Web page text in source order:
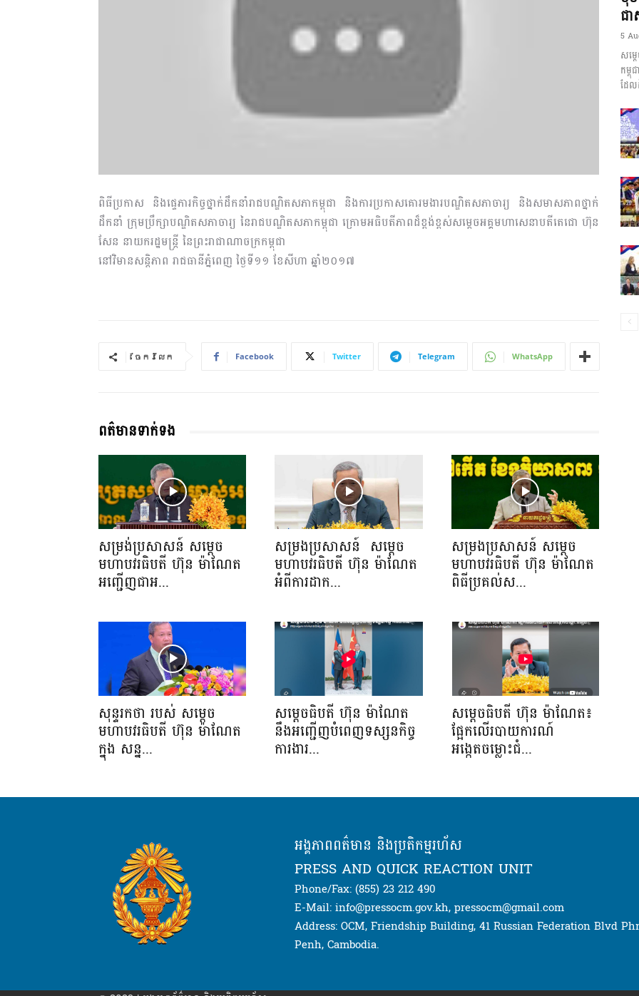
ពិធីប្រកាស និងផ្ទេភារកិច្ច​ថ្នាក់ដឹកនាំរាជបណ្ឌិតសភាកម្ពុជា និងការប្រកាសគោរមងារបណ្ឌិតសភាចារ្យ និងសមាសភាពថ្នាក់
ដឹកនាំ ក្រុមប្រឹក្សាបណ្ឌិតសភាចារ្យ​ នៃរាជបណ្ឌិតសភាកម្ពុជា ក្រោមអធិបតីភាពដ៏ខ្ពង់ខ្ពស់សម្ដេចអគ្គមហាសេនាបតីតេជោ ហ៊ុន
សែន នាយករដ្ឋមន្ដ្រី នៃព្រះរាជាណាចក្រកម្ពុជា
នៅវិមានសន្តិភាព រាជធានីភ្នំពេញ ថ្ងៃទី១១ ខែសីហា ឆ្នាំ២០១៧
ចែករំលែក Facebook Twitter Telegram WhatsApp
ពត៌មានទាក់ទង
សម្រង់ប្រសាសន៍ សម្ដេច
មហាបវរធិបតី ហ៊ុន ម៉ាណែត
អញ្ជើញជាអ...
សម្រងប្រសាសន៍ សម្ដេច
មហាបវរធិបតី ហ៊ុន ម៉ាណែត
អំពីការដាក...
សម្រងប្រសាសន៍ សម្ដេច
មហាបវរធិបតី ហ៊ុន ម៉ាណែត
ពិធីប្រគល់ស...
សុន្ទរកថា របស់ សម្ដេច
មហាបវរធិបតី ហ៊ុន ម៉ាណែត
ក្នុង សន្ន...
សម្តេចធិបតី ហ៊ុន ម៉ាណែត
នឹងអញ្ជើញបំពេញទស្សនកិច្ច
ការងារ...
សម្តេចធិបតី ហ៊ុន ម៉ាណែត៖
ផ្អែកលើរបាយការណ៍
អង្កេតចម្លោះជំ...
ជា
5
សម្ត
កម្
ដែ
អង្គភាពពត៌មាន និងប្រតិកម្មរហ័ស
PRESS AND QUICK REACTION UNIT
Phone/Fax: (855) 23 212 490
E-Mail: info@pressocm.gov.kh, pressocm@gmail.com
Address: OCM, Friendship Building, 41 Russian Federation Blvd
Penh, Cambodia.